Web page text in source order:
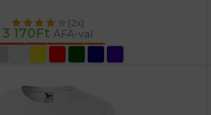
(2x)
3 170Ft ÁFA-val
VÁLASZTÁSA